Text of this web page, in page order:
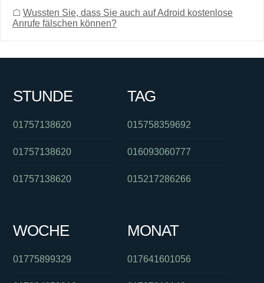
☖ Wussten Sie, dass Sie auch auf Adroid kostenlose
Anrufe fälschen können?
STUNDE
01757138620
01757138620
01757138620
TAG
015758359692
016093060777
015217286266
WOCHE
01775899329
MONAT
017641601056